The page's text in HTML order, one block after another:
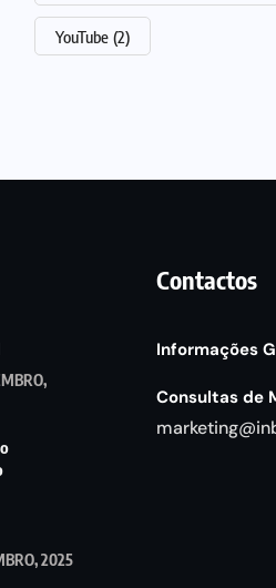
YouTube (2)
2025
Contactos
Informações
Consultas de